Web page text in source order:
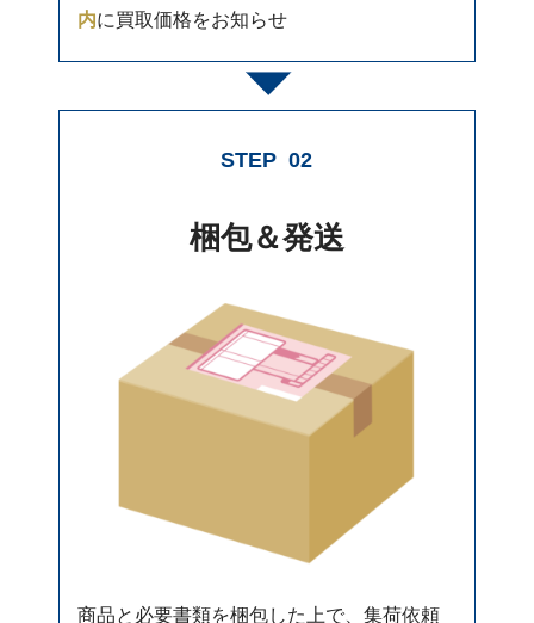
内に買取価格をお知らせ
STEP 02
梱包＆発送
商品と必要書類を梱包した上で、集荷依頼